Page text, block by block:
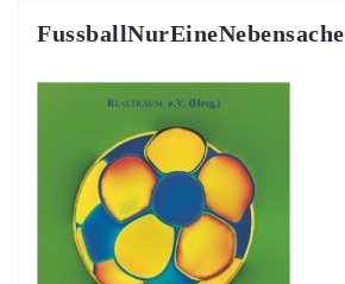
FussballNurEineNebensache